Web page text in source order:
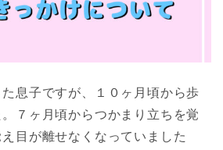
息子ですが、１０ヶ月頃から歩
７ヶ月頃からつかまり立ちを覚
目が離せなくなっていました